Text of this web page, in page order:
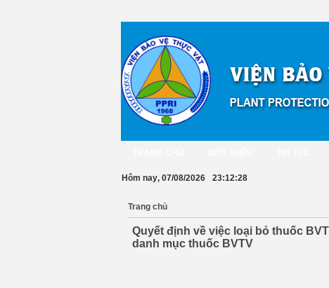
Hôm nay, 07/08/2026 23:12:28
Trang chủ
Quyết định về việc loại bỏ thuốc
danh mục thuốc BVTV